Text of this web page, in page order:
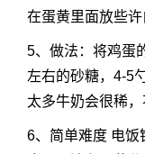
在蛋黄里面放些许
5、做法：将鸡蛋
左右的砂糖，4-5
太多牛奶会很稀，
6、简单难度 电饭